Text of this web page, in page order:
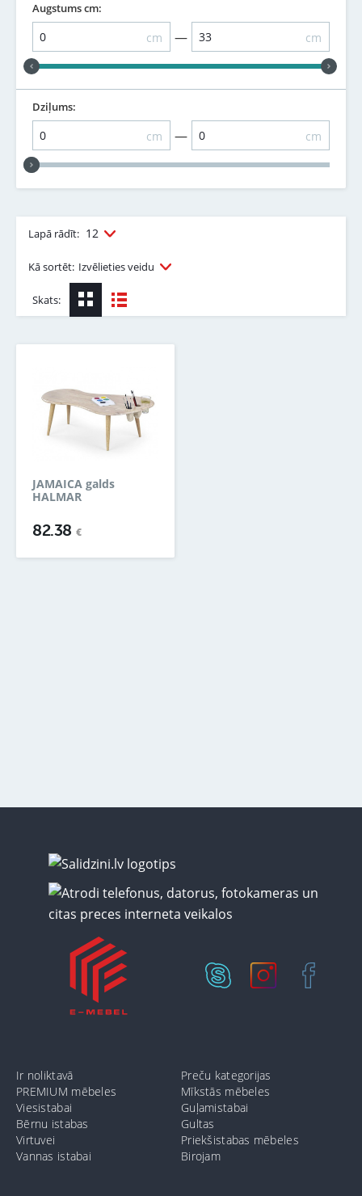
Augstums cm:
cm — cm
Dziļums:
cm — cm
Lapā rādīt: 12
Kā sortēt: Izvēlieties veidu
Skats:
JAMAICA galds
HALMAR
82.38 €
Ir noliktavā
Preču kategorijas
PREMIUM mēbeles
Mīkstās mēbeles
Viesistabai
Guļamistabai
Bērnu istabas
Gultas
Virtuvei
Priekšistabas mēbeles
Vannas istabai
Birojam